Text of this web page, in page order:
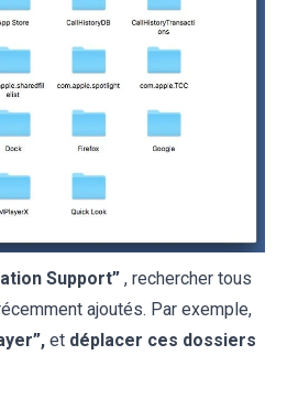
Support” , rechercher tous
ajoutés. Par exemple,
et déplacer ces dossiers